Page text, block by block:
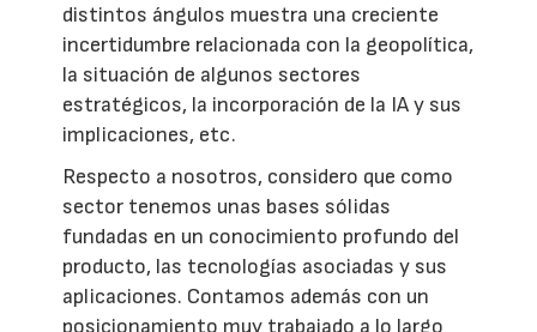
distintos ángulos muestra una creciente
incertidumbre relacionada con la geopolítica,
la situación de algunos sectores
estratégicos, la incorporación de la IA y sus
implicaciones, etc.
Respecto a nosotros, considero que como
sector tenemos unas bases sólidas
fundadas en un conocimiento profundo del
producto, las tecnologías asociadas y sus
aplicaciones. Contamos además con un
posicionamiento muy trabajado a lo largo